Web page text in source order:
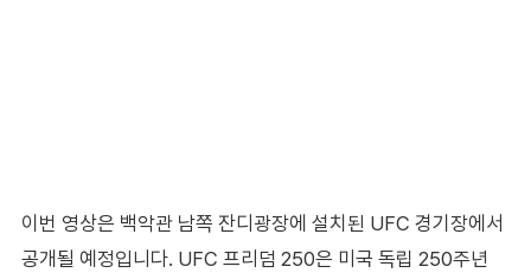
이번 영상은 백악관 남쪽 잔디광장에 설치된 UFC 경기장에서
공개될 예정입니다. UFC 프리덤 250은 미국 독립 250주년